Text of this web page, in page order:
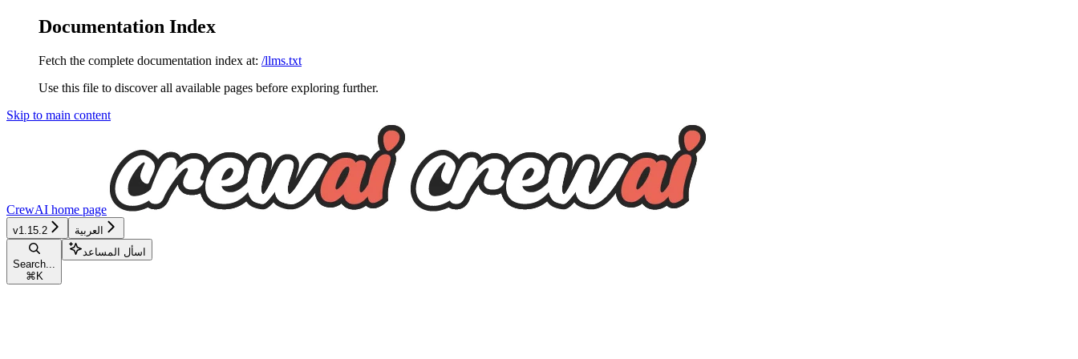
Documentation Index
Fetch the complete documentation index at: /llms.txt
Use this file to discover all available pages before exploring further.
Skip to main content
CrewAI home page
v1.15.2 العربية
Search...
⌘ K
اسأل المساعد